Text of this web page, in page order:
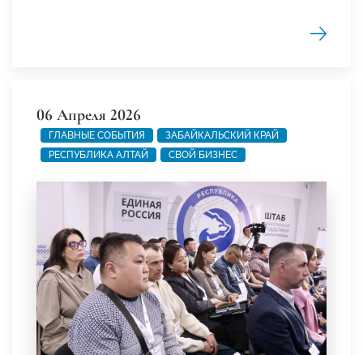
06 Апреля 2026
ГЛАВНЫЕ СОБЫТИЯ
ЗАБАЙКАЛЬСКИЙ КРАЙ
РЕСПУБЛИКА АЛТАЙ
СВОЙ БИЗНЕС